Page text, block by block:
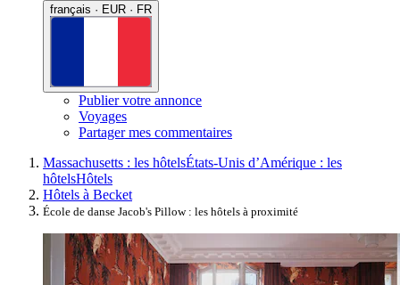
français · EUR · FR
Publier votre annonce
Voyages
Partager mes commentaires
Massachusetts : les hôtelsÉtats-Unis d’Amérique : les
hôtelsHôtels
Hôtels à Becket
École de danse Jacob's Pillow : les hôtels à proximité